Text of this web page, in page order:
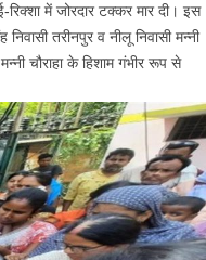
में जोरदार टक्‍कर मार दी। इस
तरीनपुर व नीलू निवासी मन्नी
चौराहा के हिशाम गंभीर रूप से